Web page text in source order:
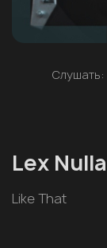
Слушать:
Lex Nulla
Like That